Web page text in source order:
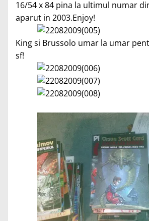
16/54 x 84 pina la ultimul numar
aparut in 2003.Enjoy!
King si Brussolo umar la umar
sf!